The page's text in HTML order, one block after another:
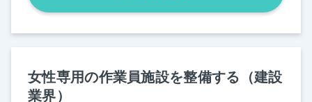
女性専用の作業員施設を整備する（建設
業界）